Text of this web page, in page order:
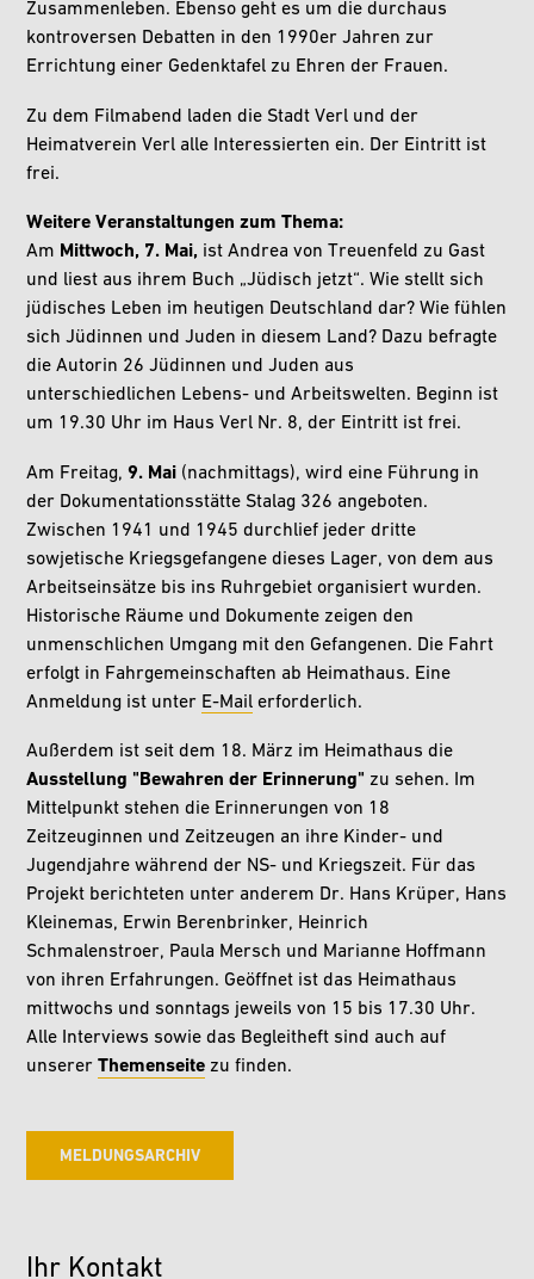
Zusammenleben. Ebenso geht es um die durchaus
kontroversen Debatten in den 1990er Jahren zur
Errichtung einer Gedenktafel zu Ehren der Frauen.
Zu dem Filmabend laden die Stadt Verl und der
Heimatverein Verl alle Interessierten ein. Der Eintritt ist
frei.
Weitere Veranstaltungen zum Thema:
Am Mittwoch, 7. Mai, ist Andrea von Treuenfeld zu Gast
und liest aus ihrem Buch „Jüdisch jetzt“. Wie stellt sich
jüdisches Leben im heutigen Deutschland dar? Wie fühlen
sich Jüdinnen und Juden in diesem Land? Dazu befragte
die Autorin 26 Jüdinnen und Juden aus
unterschiedlichen Lebens- und Arbeitswelten. Beginn ist
um 19.30 Uhr im Haus Verl Nr. 8, der Eintritt ist frei.
Am Freitag,9. Mai (nachmittags), wird eine Führung in
der Dokumentationsstätte Stalag 326 angeboten.
Zwischen 1941 und 1945 durchlief jeder dritte
sowjetische Kriegsgefangene dieses Lager, von dem aus
Arbeitseinsätze bis ins Ruhrgebiet organisiert wurden.
Historische Räume und Dokumente zeigen den
unmenschlichen Umgang mit den Gefangenen. Die Fahrt
erfolgt in Fahrgemeinschaften ab Heimathaus. Eine
Anmeldung ist unter E-Mail erforderlich.
Außerdem ist seit dem 18. März im Heimathaus die
Ausstellung "Bewahren der Erinnerung"zu sehen. Im
Mittelpunkt stehen die Erinnerungen von 18
Zeitzeuginnen und Zeitzeugen an ihre Kinder- und
Jugendjahre während der NS- und Kriegszeit. Für das
Projekt berichteten unter anderem Dr. Hans Krüper, Hans
Kleinemas, Erwin Berenbrinker, Heinrich
Schmalenstroer, Paula Mersch und Marianne Hoffmann
von ihren Erfahrungen. Geöffnet ist das Heimathaus
mittwochs und sonntags jeweils von 15 bis 17.30 Uhr.
Alle Interviews sowie das Begleitheft sind auch auf
unsererThemenseite zu finden.
MELDUNGSARCHIV
Ihr Kontakt